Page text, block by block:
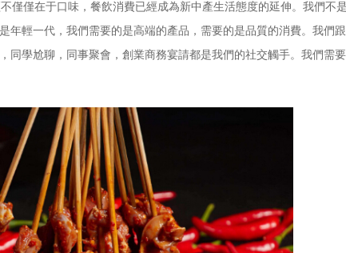
僅在于口味，餐飲消費已經成為新中產生活態度的延伸。我們不
年輕一代，我們需要的是高端的產品，需要的是品質的消費。我們
學尬聊，同事聚會，創業商務宴請都是我們的社交觸手。我們需